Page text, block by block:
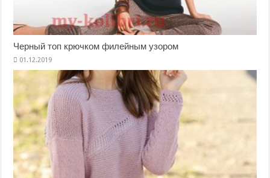
Черный топ крючком филейным узором